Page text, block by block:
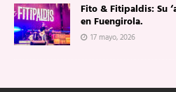
Fito & Fitipaldis: Su
en Fuengirola.
17 mayo, 2026